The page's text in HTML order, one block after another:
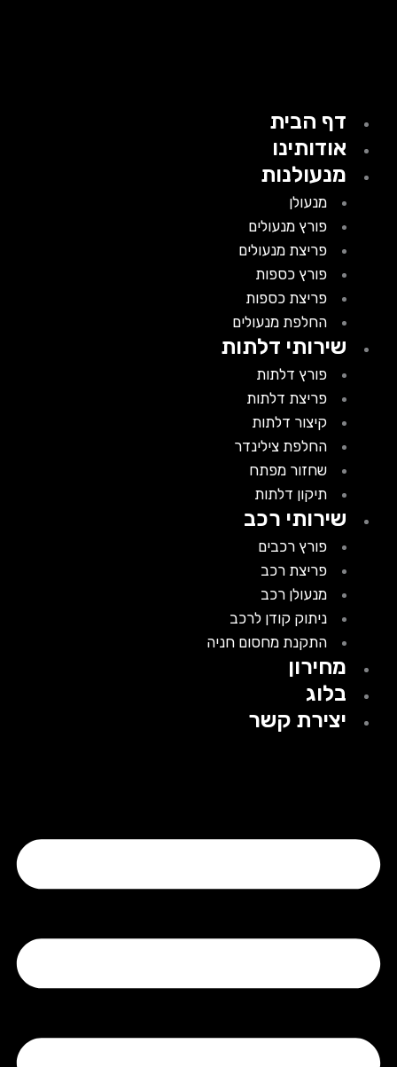
דף הבית
אודותינו
מנעולנות
מנעולן
פורץ מנעולים
פריצת מנעולים
פורץ כספות
פריצת כספות
החלפת מנעולים
שירותי דלתות
פורץ דלתות
פריצת דלתות
קיצור דלתות
החלפת צילינדר
שחזור מפתח
תיקון דלתות
שירותי רכב
פורץ רכבים
פריצת רכב
מנעולן רכב
ניתוק קודן לרכב
התקנת מחסום חניה
מחירון
בלוג
יצירת קשר